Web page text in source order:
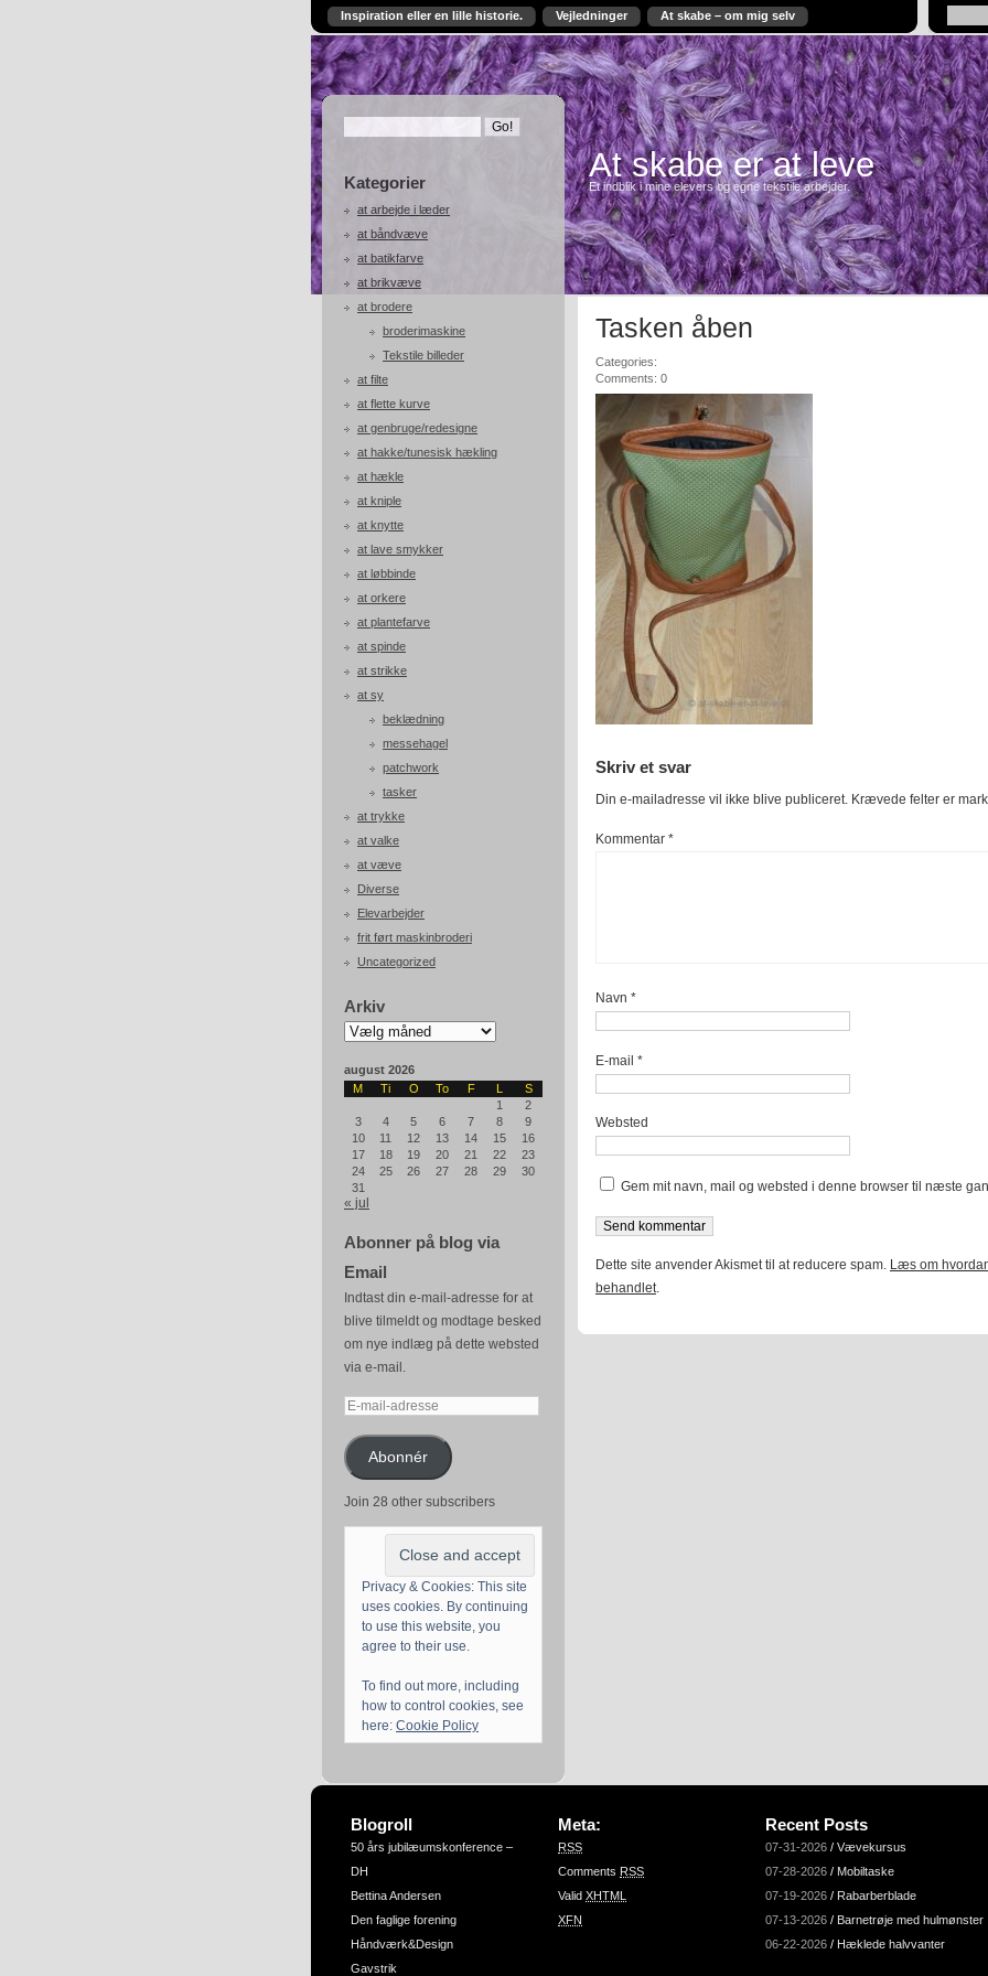
Inspiration eller en lille historie. Vejledninger At skabe – om mig selv
Kategorier
at arbejde i læder
at båndvæve
at batikfarve
at brikvæve
at brodere
broderimaskine
Tekstile billeder
at filte
at flette kurve
at genbruge/redesigne
at hakke/tunesisk hækling
at hækle
at kniple
at knytte
at lave smykker
at løbbinde
at orkere
at plantefarve
at spinde
at strikke
at sy
beklædning
messehagel
patchwork
tasker
at trykke
at valke
at væve
Diverse
Elevarbejder
frit ført maskinbroderi
Uncategorized
Arkiv
Arkiv
august 2026
M
Ti O To F L
S
1
2
3
4 5 6 7 8
9
10
11 12 13 14 15
16
17
18 19 20 21 22
23
24
25 26 27 28 29
30
31
« jul
Abonner på blog via
Email
Indtast din e-mail-adresse for at
blive tilmeldt og modtage besked
om nye indlæg på dette websted
via e-mail.
E-
adresseAbonnér
Join 28 other subscribers
Privacy & Cookies: This site
uses cookies. By continuing
to use this website, you
agree to their use.
To find out more, including
how to control cookies, see
here: Cookie Policy
At skabe er at leve
Et indblik i mine elevers og egne tekstile arbejder.
Tasken åben
Categories:
Comments: 0
Skriv et svar
Din e-mailadresse vil ikke blive publiceret. Krævede felter er
Kommentar *
Navn *
E-mail *
Websted
Gem mit navn, mail og websted i denne browser til næste
Dette site anvender Akismet til at reducere spam. Læs om
behandlet.
Blogroll
50 års jubilæumskonference –
DH
Bettina Andersen
Den faglige forening
Håndværk&Design
Gavstrik
Meta:
RSS
Comments RSS
Valid XHTML
XFN
Recent Posts
07-31-2026 / Vævekursus
07-28-2026 / Mobiltaske
07-19-2026 / Rabarberblade
07-13-2026 / Barnetrøje med hulmønster
06-22-2026 / Hæklede halvvanter